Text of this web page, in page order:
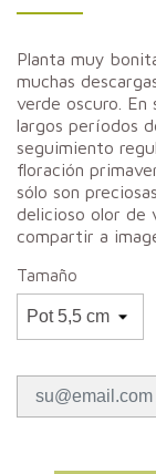
Planta muy
muchas
verde oscuro.
largos períodos
seguimiento
floración
sólo son
delicioso olor de
compartir a
Tamaño